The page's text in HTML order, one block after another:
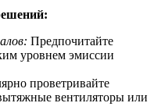
Предпочитайте
уровнем эмиссии
проветривайте
вентиляторы или